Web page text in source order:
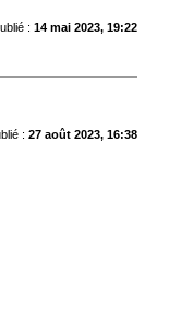
: 14 mai 2023, 19:22
: 27 août 2023, 16:38